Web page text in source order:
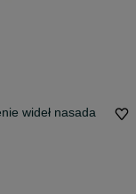
wideł nasada